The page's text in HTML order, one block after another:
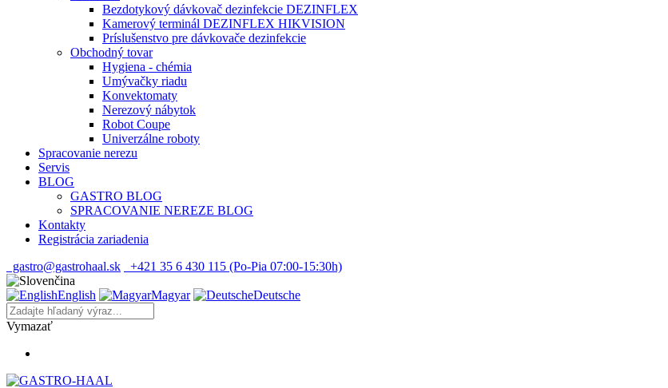
Bezdotykový dávkovač dezinfekcie DEZINFLEX
Kamerový terminál DEZINFLEX HIKVISION
Príslušenstvo pre dávkovače dezinfekcie
Obchodný tovar
Hygiena - chémia
Umývačky riadu
Konvektomaty
Nerezový nábytok
Robot Coupe
Univerzálne roboty
Spracovanie nerezu
Servis
BLOG
GASTRO BLOG
SPRACOVANIE NEREZE BLOG
Kontakty
Registrácia zariadenia
gastro@gastrohaal.sk
+421 35 6 430 115 (Po-Pia 07:00-15:30h)
English Magyar Deutsche
Vymazať